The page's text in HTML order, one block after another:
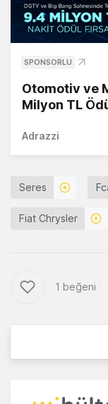
SPONSORLU
Otomotiv ve
Milyon TL
Adrazzi
Seres
Fiat Chrysler
1 beğeni